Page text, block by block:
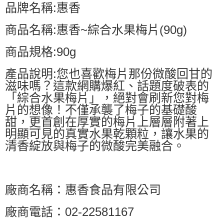
品牌名稱:惠香
商品名稱:惠香~綜合水果梅片(90g)
商品規格:90g
產品說明:您也喜歡梅片那份微酸回甘的
滋味嗎？這款網購爆紅、話題度破表的
「綜合水果梅片」，絕對會刷新您對梅
片的想像！不僅承襲了梅子的基礎酸
甜，更首創在厚實的梅片上層層附著上
明顯可見的真實水果乾顆粒，讓水果的
清香綻放與梅子的微酸完美融合。
廠商名稱：惠香食品有限公司
廠商電話：02-22581167